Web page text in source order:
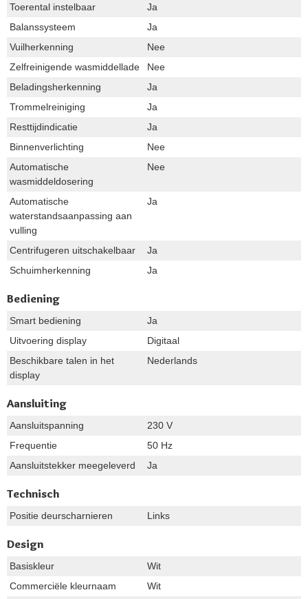
Toerental instelbaar
Ja
Balanssysteem
Ja
Vuilherkenning
Nee
Zelfreinigende wasmiddellade
Nee
Beladingsherkenning
Ja
Trommelreiniging
Ja
Resttijdindicatie
Ja
Binnenverlichting
Nee
Automatische
wasmiddeldosering
Nee
Automatische
waterstandsaanpassing aan
vulling
Ja
Centrifugeren uitschakelbaar
Ja
Schuimherkenning
Ja
Bediening
Smart bediening
Ja
Uitvoering display
Digitaal
Beschikbare talen in het
display
Nederlands
Aansluiting
Aansluitspanning
230 V
Frequentie
50 Hz
Aansluitstekker meegeleverd
Ja
Technisch
Positie deurscharnieren Links
Design
Basiskleur
Wit
Commerciële kleurnaam
Wit